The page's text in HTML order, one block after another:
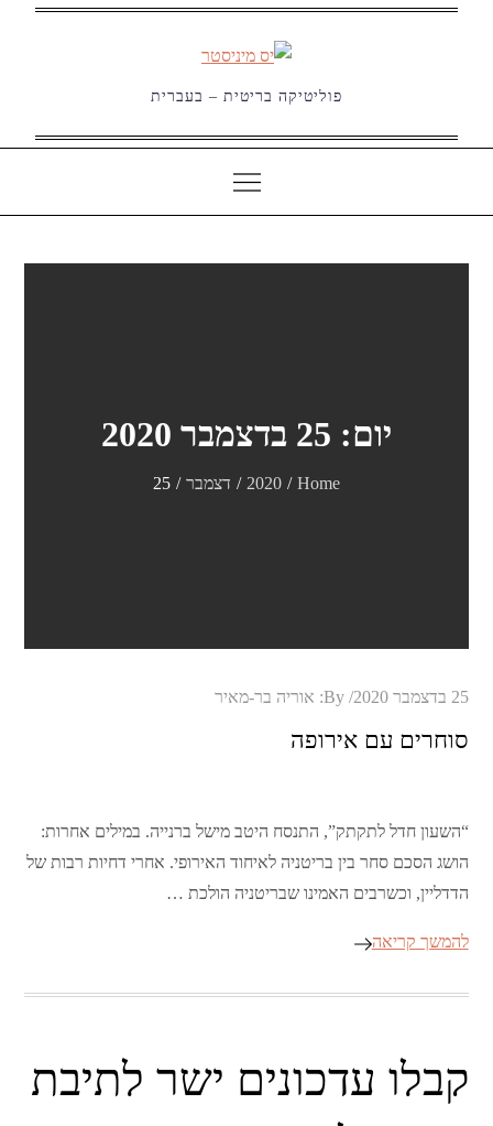
פוליטיקה בריטית – בעברית
יום: 25 בדצמבר 2020
Home
2020 דצמבר 25
Posted
25 בדצמבר 2020 By: אוריה בר-מאיר
סוחרים עם אירופה
“השעון חדל לתקתק”, התנסח היטב מישל ברנייה. במילים אחרות:
הושג הסכם סחר בין בריטניה לאיחוד האירופי. אחרי דחיות רבות של
הדדליין, וכשרבים האמינו שבריטניה הולכת …
להמשך קריאה
קבלו עדכונים ישר לתיבת